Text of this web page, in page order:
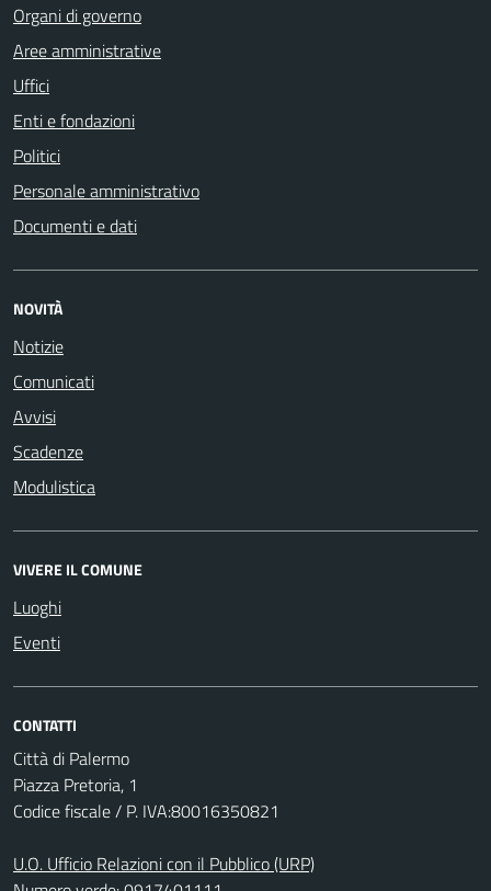
Organi di governo
Aree amministrative
Uffici
Enti e fondazioni
Politici
Personale amministrativo
Documenti e dati
NOVITÀ
Notizie
Comunicati
Avvisi
Scadenze
Modulistica
VIVERE IL COMUNE
Luoghi
Eventi
CONTATTI
Città di Palermo
Piazza Pretoria, 1
Codice fiscale / P. IVA:80016350821
U.O. Ufficio Relazioni con il Pubblico (URP)